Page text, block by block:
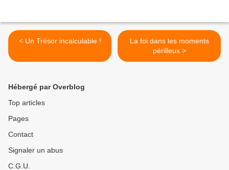
< Un Trésor incalculable !
La foi dans les moments
périlleux >
Hébergé par Overblog
Top articles
Pages
Contact
Signaler un abus
C.G.U.